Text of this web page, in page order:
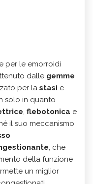
per le emorroidi
dalle gemme
per la stasi e
solo in quanto
, flebotonica e
il suo meccanismo
, che
della funzione
un miglior